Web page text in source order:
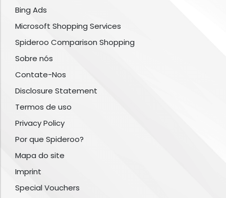
Bing Ads
Microsoft Shopping Services
Spideroo Comparison Shopping
Sobre nós
Contate-Nos
Disclosure Statement
Termos de uso
Privacy Policy
Por que Spideroo?
Mapa do site
Imprint
Special Vouchers